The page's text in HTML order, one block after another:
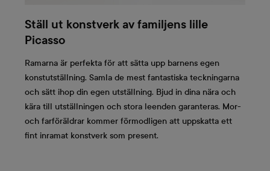
Ställ ut konstverk av familjens lille
Picasso
Ramarna är perfekta för att sätta upp barnens egen
konstutställning. Samla de mest fantastiska teckningarna
och sätt ihop din egen utställning. Bjud in dina nära och
kära till utställningen och stora leenden garanteras. Mor-
och farföräldrar kommer förmodligen att uppskatta ett
fint inramat konstverk som present.